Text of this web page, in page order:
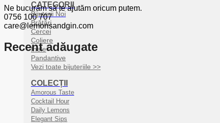
CATEGORII
Bijuterii Noi
Brățări
Cercei
Coliere
Inele
Pandantive
Vezi toate bijuteriile >>
COLECȚII
Amorous Taste
Cocktail Hour
Daily Lemons
Elegant Sips
Ne bucurăm să te ajutăm oricum putem.
0756 100 707
care@lemonsandgin.com
Recent adăugate